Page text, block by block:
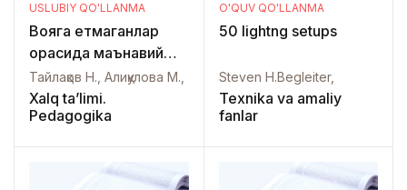
USLUBIY QO'LLANMA
Вояга етмаганлар
орасида маънавий
таҳдидларни олдини
олишнинг ижтимоий-
педагогик
Тайлақов Н., Алиқулова М.,
Xalq ta’limi.
Pedagogika
O'QUV QO'LLANMA
50 lightng setups
Steven H.Begleiter,
Texnika va amaliy
fanlar